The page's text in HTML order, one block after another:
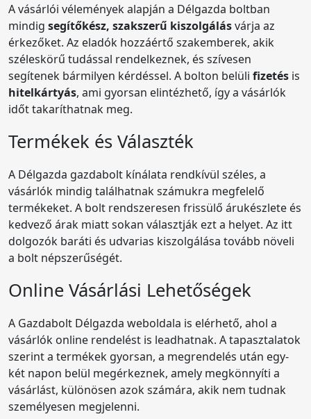
A vásárlói vélemények alapján a Délgazda boltban
mindig segítőkész, szakszerű kiszolgálásvárja az
érkezőket. Az eladók hozzáértő szakemberek, akik
széleskörű tudással rendelkeznek, és szívesen
segítenek bármilyen kérdéssel. A bolton belüli fizetés is
hitelkártyás, ami gyorsan elintézhető, így a vásárlók
időt takaríthatnak meg.
Termékek és Választék
A Délgazda gazdabolt kínálata rendkívül széles, a
vásárlók mindig találhatnak számukra megfelelő
termékeket. A bolt rendszeresen frissülő árukészlete és
kedvező árak miatt sokan választják ezt a helyet. Az itt
dolgozók baráti és udvarias kiszolgálása tovább növeli
a bolt népszerűségét.
Online Vásárlási Lehetőségek
A Gazdabolt Délgazda weboldala is elérhető, ahol a
vásárlók online rendelést is leadhatnak. A tapasztalatok
szerint a termékek gyorsan, a megrendelés után egy-
két napon belül megérkeznek, amely megkönnyíti a
vásárlást, különösen azok számára, akik nem tudnak
személyesen megjelenni.